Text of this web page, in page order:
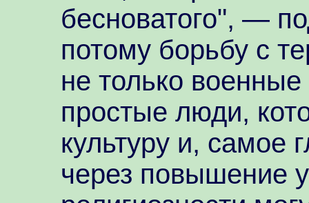
бесноватого", —
потому борьбу с
не только
простые люди,
культуру и, самое
через повышение